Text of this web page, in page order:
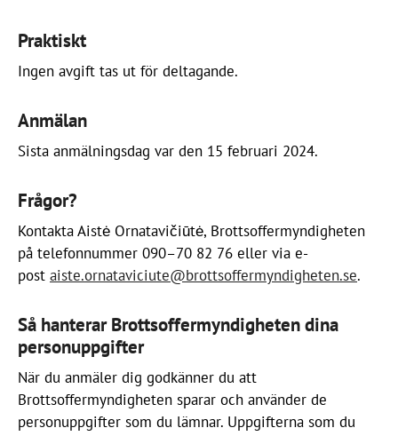
på barns dubbla utsatthet, både som brottsoffer och
internationella erfarenheter. Seminariet utgår från
barnrättskommittés rekommendationer.
Praktiskt
Ingen avgift tas ut för deltagande.
Anmälan
Sista anmälningsdag var den 15 februari 2024.
Frågor?
Kontakta Aistė Ornatavičiūtė, Brottsoffermyndigheten
på telefonnummer 090–70 82 76 eller via e-
post aiste.ornataviciute@brottsoffermyndigheten.se.
Så hanterar Brottsoffermyndigheten dina
personuppgifter
När du anmäler dig godkänner du att
Brottsoffermyndigheten sparar och använder de
personuppgifter som du lämnar. Uppgifterna som du